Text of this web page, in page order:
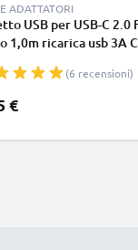
ADATTATORI
USB per USB-C 2.0
1,0m ricarica usb 3A
(Samsung,
Pixel), fotocamera
Lumix, Sony
(6 recensioni)
€